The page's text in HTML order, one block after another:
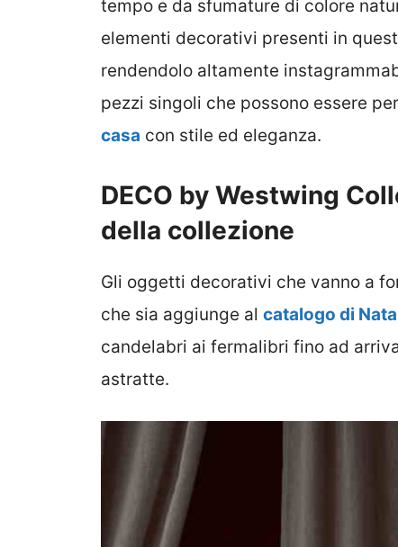
tempo e da sfumature di colore
elementi decorativi presenti in
rendendolo altamente
pezzi singoli che possono essere
casa con stile ed eleganza.
DECO by Westwing
della collezione
Gli oggetti decorativi che vanno a
che sia aggiunge al catalogo di
candelabri ai fermalibri fino ad
astratte.